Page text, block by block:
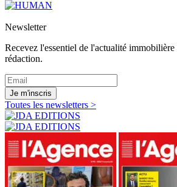
Newsletter
Recevez l'essentiel de l'actualité immobilière
rédaction.
Je m'inscris
Toutes les newsletters >